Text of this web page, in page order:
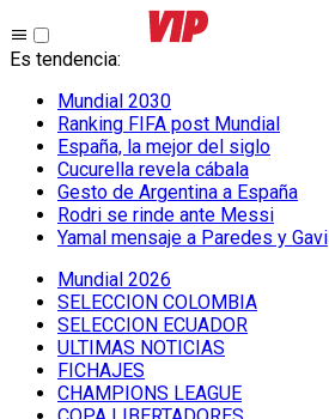
Es tendencia:
Mundial 2030
Ranking FIFA post Mundial
España, la mejor del siglo
Cucurella revela cábala
Gesto de Argentina a España
Rodri se rinde ante Messi
Yamal mensaje a Paredes y Gavi
Mundial 2026
SELECCION COLOMBIA
SELECCION ECUADOR
ULTIMAS NOTICIAS
FICHAJES
CHAMPIONS LEAGUE